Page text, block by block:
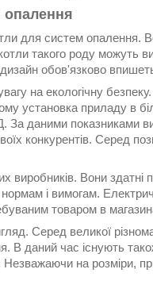
опалення
для систем опалення.
такого роду можуть
обов'язково
на екологічну
установка приладу в
За даними показниками
конкурентів. Серед
виробників. Вони здатні
і вимогам.
товаром в
Серед великої
даний час існують
на розміри,